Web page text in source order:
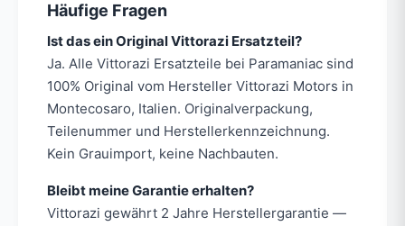
Häufige Fragen
Ist das ein Original Vittorazi Ersatzteil?
Ja. Alle Vittorazi Ersatzteile bei Paramaniac sind
100% Original vom Hersteller Vittorazi Motors in
Montecosaro, Italien. Originalverpackung,
Teilenummer und Herstellerkennzeichnung.
Kein Grauimport, keine Nachbauten.
Bleibt meine Garantie erhalten?
Vittorazi gewährt 2 Jahre Herstellergarantie —